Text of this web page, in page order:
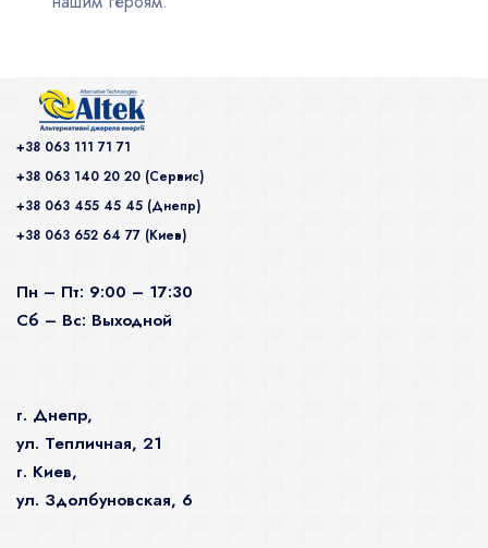
+38 063 111 71 71
+38 063 140 20 20 (Сервис)
+38 063 455 45 45 (Днепр)
+38 063 652 64 77 (Киев)
Пн – Пт: 9:00 – 17:30
Сб – Вс: Выходной
г. Днепр,
ул. Тепличная, 21
г. Киев,
ул. Здолбуновская, 6